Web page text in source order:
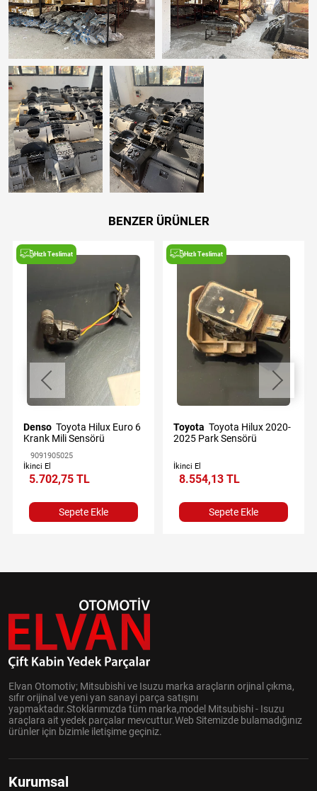
BENZER ÜRÜNLER
Hızlı Teslimat
Denso Toyota Hilux Euro 6
Krank Mili Sensörü
9091905025
İkinci El
5.702,75 TL
Sepete Ekle
Hızlı Teslimat
Toyota
2025 Park Sensörü
İkinci El
8.554,13 TL
Sepete Ekle
Elvan Otomotiv; Mitsubishi ve Isuzu marka araçların orjinal çıkma,
sıfır orijinal ve yeni yan sanayi parça satışını
yapmaktadır.Stoklarımızda tüm marka,model Mitsubishi - Isuzu
araçlara ait yedek parçalar mevcuttur.Web Sitemizde bulamadığınız
ürünler için bizimle iletişime geçiniz.
Kurumsal